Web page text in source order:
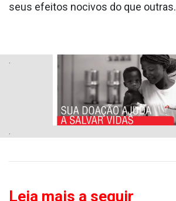
seus efeitos nocivos do que outras.
Leia mais a seguir